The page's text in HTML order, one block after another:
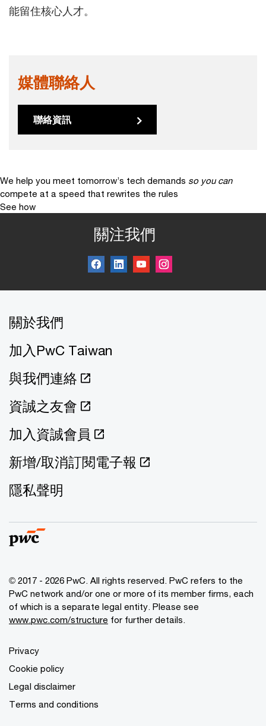
能留住核心人才。
媒體聯絡人
聯絡資訊
We help you meet tomorrow’s tech demands so you can
compete at a speed that rewrites the rules
See how
關注我們
關於我們
加入PwC Taiwan
與我們連絡
資誠之友會
加入資誠會員
新增/取消訂閱電子報
隱私聲明
© 2017 - 2026 PwC. All rights reserved. PwC refers to the
PwC network and/or one or more of its member firms, each
of which is a separate legal entity. Please see
www.pwc.com/structure for further details.
Privacy
Cookie policy
Legal disclaimer
Terms and conditions